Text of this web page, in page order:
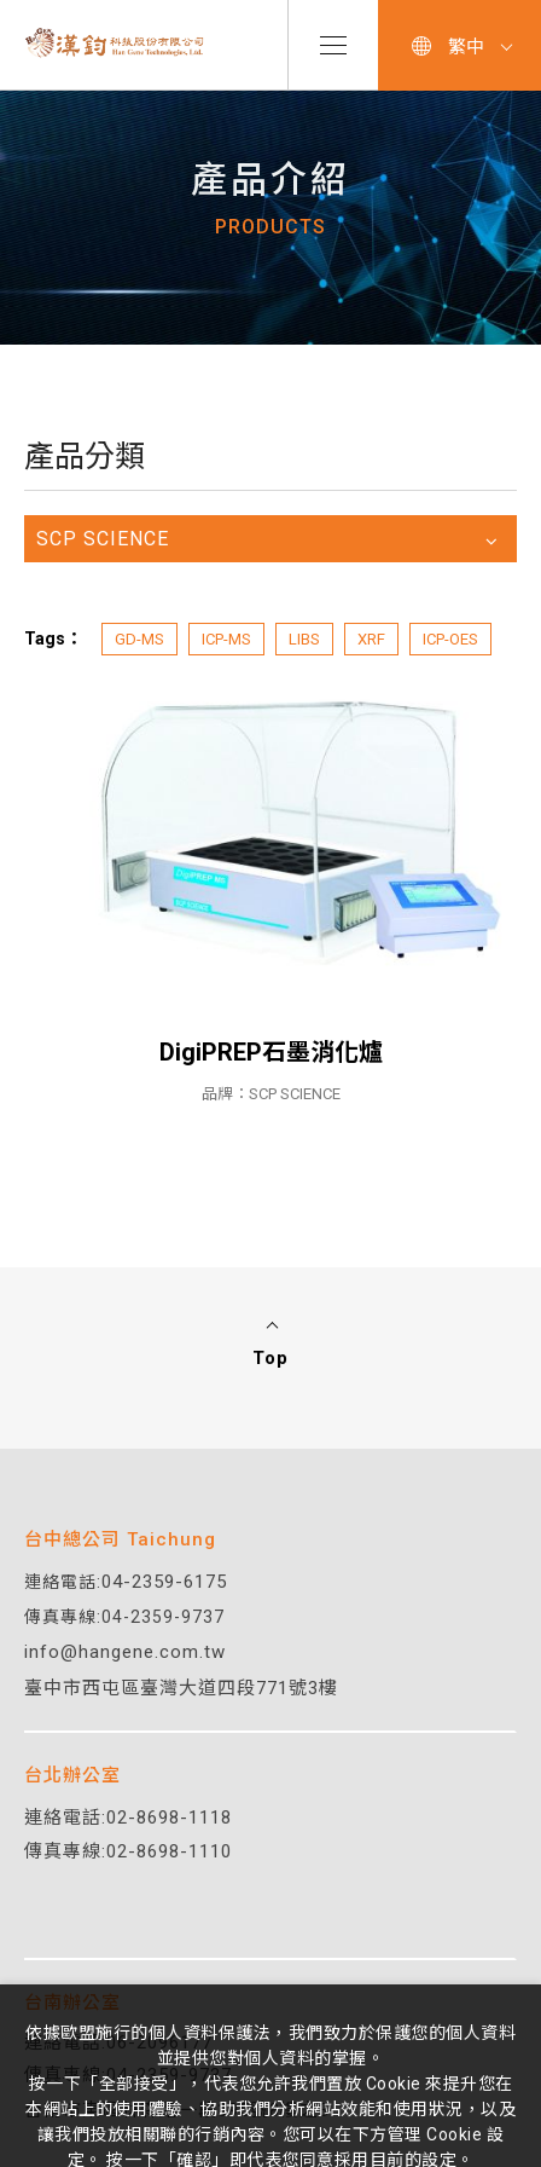
產品介紹
PRODUCTS
產品分類
SCP SCIENCE
Tags： GD-MS ICP-MS LIBS XRF ICP-OES
DigiPREP石墨消化爐
品牌：SCP SCIENCE
Top
台中總公司 Taichung
連絡電話:04-2359-6175
傳真專線:04-2359-9737
info@hangene.com.tw
臺中市西屯區臺灣大道四段771號3樓
台北辦公室
連絡電話:02-8698-1118
傳真專線:02-8698-1110
台南辦公室
連絡電話:06-2096177
傳真專線:04-2359-9737
台南市東區林森路一段395號8樓之3
繁中
依據歐盟施行的個人資料保護法，我們致力於保護您的個人資料
並提供您對個人資料的掌握。
按一下「全部接受」，代表您允許我們置放 Cookie 來提升您在
本網站上的使用體驗、協助我們分析網站效能和使用狀況，以及
讓我們投放相關聯的行銷內容。您可以在下方管理 Cookie 設
定。 按一下「確認」即代表您同意採用目前的設定。